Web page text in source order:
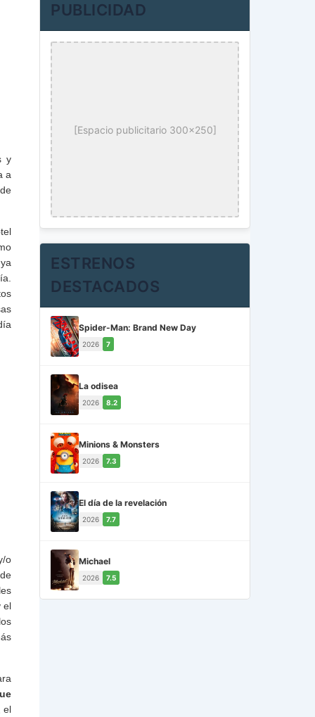
y
a
o
el
el
PUBLICIDAD
[Espacio publicitario 300x250]
ESTRENOS
DESTACADOS
Spider-Man: Brand New Day
2026 7
La odisea
2026 8.2
Minions & Monsters
2026 7.3
El día de la revelación
2026 7.7
Michael
2026 7.5